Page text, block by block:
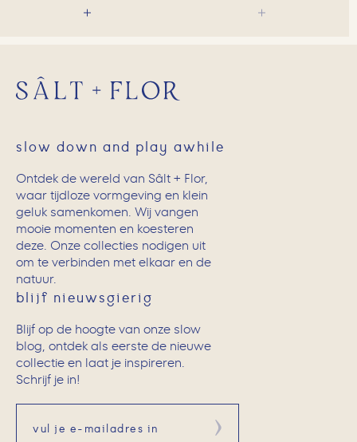
slow down and play awhile
Ontdek de wereld van Sâlt + Flor,
waar tijdloze vormgeving en klein
geluk samenkomen. Wij vangen
mooie momenten en koesteren
deze. Onze collecties nodigen uit
om te verbinden met elkaar en de
natuur.
blijf nieuwsgierig
Blijf op de hoogte van onze slow
blog, ontdek als eerste de nieuwe
collectie en laat je inspireren.
Schrijf je in!
Aanmelden